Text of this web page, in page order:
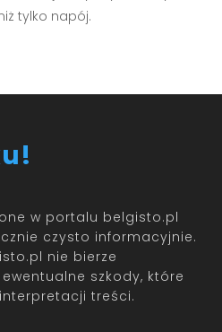
tylko napój.
w portalu belgisto.pl
czysto informacyjnie.
nie bierze
szkody, które
treści.